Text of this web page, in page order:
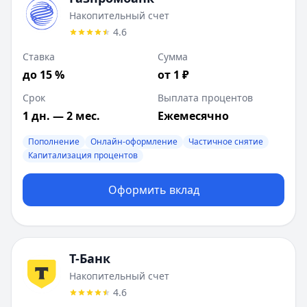
Ставка от:0.01%
1-61
мес.
Т-Банк
Лимит: 1- ₽
Ставка от:
Срок: 1-мес.
Валюта:RUB
Ставка от:
Срок:
Т-Банк
Лимит:
Ставка от:
%
Срок:31-730мес.
:Ключевой момент
Накопительный счет
4.6
Ставка
до 15 %
Сумма
от 1 ₽
Срок
1 дн. — 2 мес.
Выплата процентов
Ежемесячно
Пополнение Онлайн-оформление
Частичное снятие
Капитализация процентов
Оформить вклад
Т-Банк
Накопительный счет
4.6